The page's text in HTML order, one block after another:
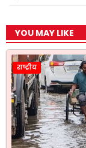
YOU MAY LIKE
राष्ट्रीय